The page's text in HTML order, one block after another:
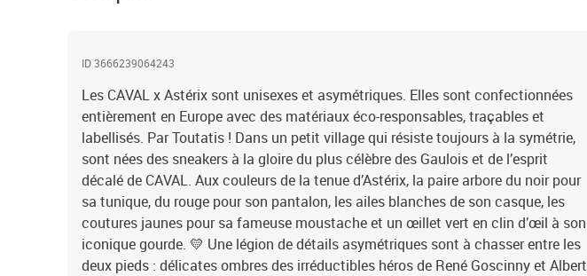
ID 3666239064243
Les CAVAL x Astérix sont unisexes et asymétriques. Elles sont confectionnées
entièrement en Europe avec des matériaux éco-responsables, traçables et
labellisés. Par Toutatis ! Dans un petit village qui résiste toujours à la symétrie,
sont nées des sneakers à la gloire du plus célèbre des Gaulois et de l’esprit
décalé de CAVAL. Aux couleurs de la tenue d’Astérix, la paire arbore du noir pour
sa tunique, du rouge pour son pantalon, les ailes blanches de son casque, les
coutures jaunes pour sa fameuse moustache et un œillet vert en clin d’œil à son
iconique gourde. 💛 Une légion de détails asymétriques sont à chasser entre les
deux pieds : délicates ombres des irréductibles héros de René Goscinny et Albert